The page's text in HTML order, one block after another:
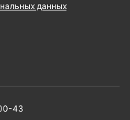
данных
43